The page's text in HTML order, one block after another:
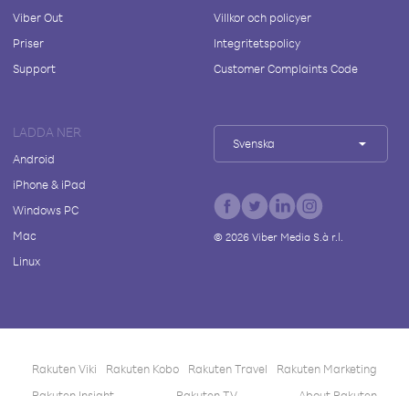
Viber Out
Priser
Support
Villkor och policyer
Integritetspolicy
Customer Complaints Code
LADDA NER
Android
iPhone & iPad
Windows PC
Mac
Linux
Svenska
© 2026Viber Media S.à r.l.
Rakuten Viki Rakuten Kobo Rakuten Travel
Rakuten Marketing